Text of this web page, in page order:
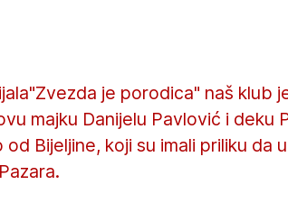
je porodica" naš klub
majku Danijelu Pavlović i deku
Bijeljine, koji su imali priliku da